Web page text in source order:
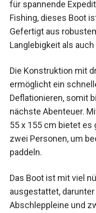
für spannende
Fishing, dieses Boot
Gefertigt aus
Langlebigkeit als
Die Konstruktion mit
ermöglicht ein
Deflationieren, somit
nächste Abenteuer.
55 x 155 cm bietet es
zwei Personen, um
paddeln.
Das Boot ist mit viel
ausgestattet,
Abschleppleine und